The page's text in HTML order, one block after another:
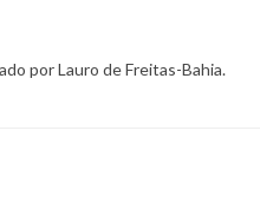
por Lauro de Freitas-Bahia.